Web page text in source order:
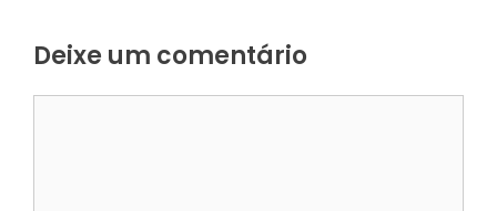
Deixe um comentário